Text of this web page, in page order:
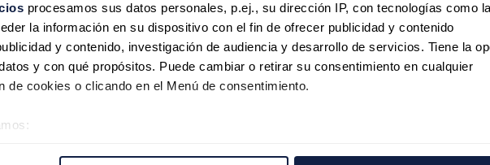
procesamos sus datos personales, p.ej., su dirección IP, con tecnologías como
la información en su dispositivo con el fin de ofrecer publicidad y contenido
y contenido, investigación de audiencia y desarrollo de servicios. Tiene la
y con qué propósitos. Puede cambiar o retirar su consentimiento en cualquier
de cookies o clicando en el Menú de consentimiento.